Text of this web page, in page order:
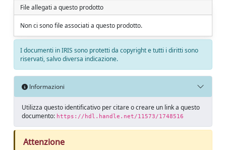
File allegati a questo prodotto
Non ci sono file associati a questo prodotto.
I documenti in IRIS sono protetti da copyright e tutti i diritti sono
riservati, salvo diversa indicazione.
Informazioni
Utilizza questo identificativo per citare o creare un link a questo
documento: https://hdl.handle.net/11573/1748516
Attenzione